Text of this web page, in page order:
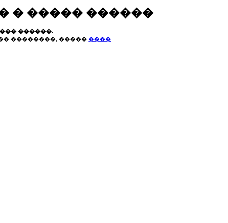
� ����� ������
������.
��������, ����� ����